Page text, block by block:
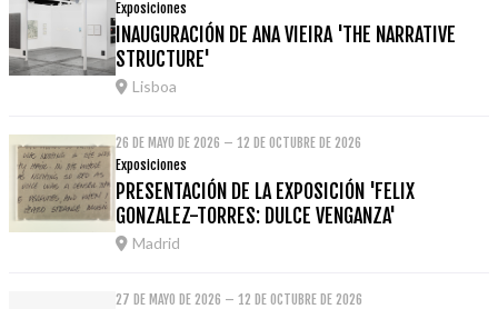
Exposiciones
INAUGURACIÓN DE ANA VIEIRA 'THE NARRATIVE
STRUCTURE'
Lisboa
26 DE MAYO DE 2026 – 12 DE OCTUBRE DE 2026
Exposiciones
PRESENTACIÓN DE LA EXPOSICIÓN 'FELIX
GONZALEZ-TORRES: DULCE VENGANZA'
Madrid
27 DE MAYO DE 2026 – 12 DE OCTUBRE DE 2026